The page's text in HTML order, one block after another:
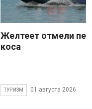
Желтеет отмели
коса
ТУРИЗМ 01 августа 2026